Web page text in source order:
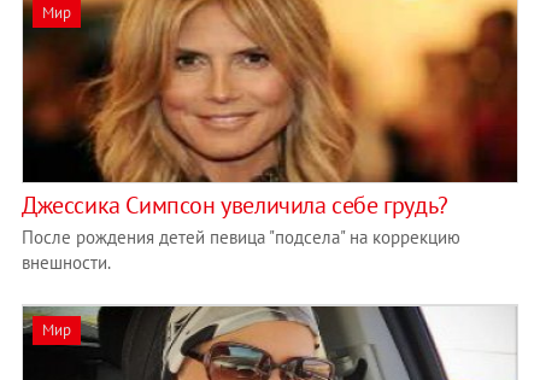
Мир
Джессика Симпсон увеличила себе грудь?
После рождения детей певица "подсела" на коррекцию
внешности.
Мир